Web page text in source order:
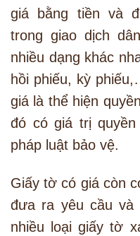
giá bằng tiền và
trong giao dịch
nhiều dạng khác
hồi phiếu, kỳ
giá là thể hiện
đó có giá trị
pháp luật bảo vệ.
Giấy tờ có giá còn
đưa ra yêu cầu và
nhiều loại giấy tờ